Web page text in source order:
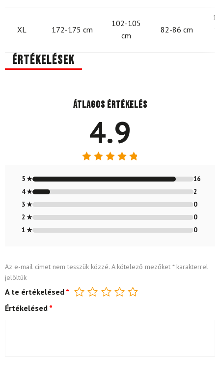
XL 172-175 cm
102-105
cm
82-86 cm
Értékelések
Átlagos értékelés
4.9
4.89/ 5
5 ★
16
4 ★
2
3 ★
0
2 ★
0
1 ★
0
Az e-mail címet nem tesszük közzé. A kötelező mezőket *karakterrel
jelöltük
A te értékelésed *
Értékelésed *